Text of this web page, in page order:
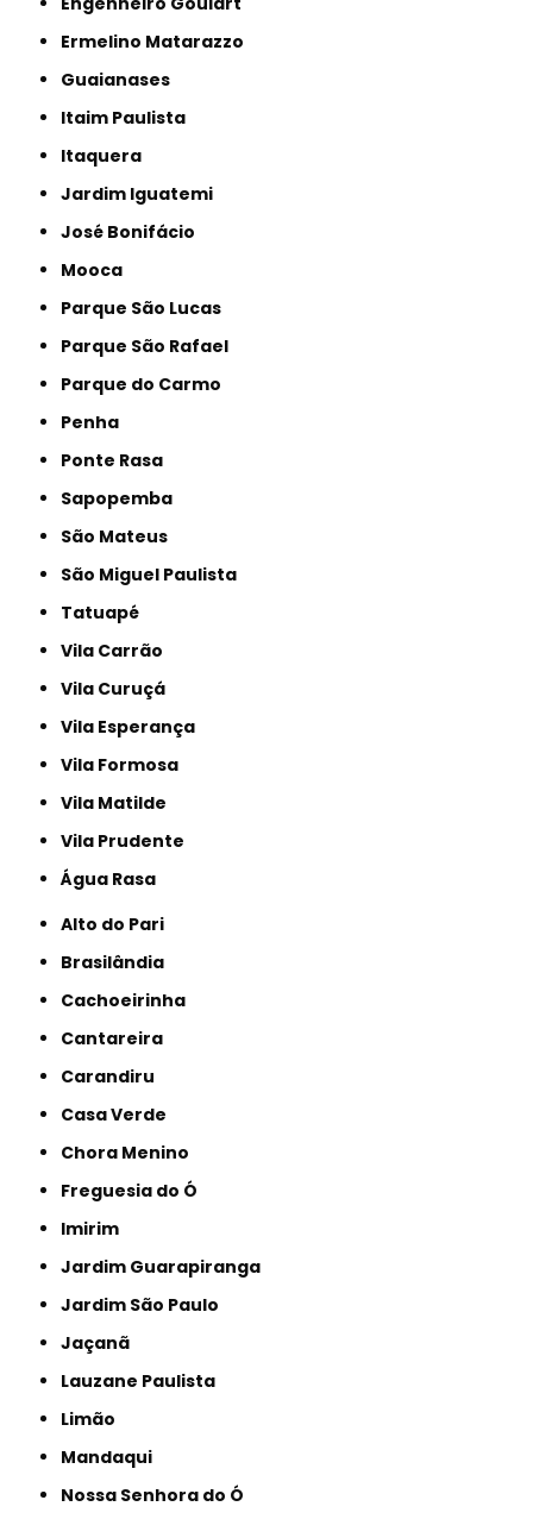
Ermelino Matarazzo
Guaianases
Itaim Paulista
Itaquera
Jardim Iguatemi
José Bonifácio
Mooca
Parque São Lucas
Parque São Rafael
Parque do Carmo
Penha
Ponte Rasa
Sapopemba
São Mateus
São Miguel Paulista
Tatuapé
Vila Carrão
Vila Curuçá
Vila Esperança
Vila Formosa
Vila Matilde
Vila Prudente
Água Rasa
Alto do Pari
Brasilândia
Cachoeirinha
Cantareira
Carandiru
Casa Verde
Chora Menino
Freguesia do Ó
Imirim
Jardim Guarapiranga
Jardim São Paulo
Jaçanã
Lauzane Paulista
Limão
Mandaqui
Nossa Senhora do Ó